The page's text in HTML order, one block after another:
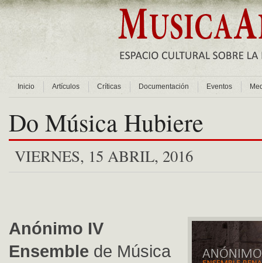
Inicio Artículos Críticas Documentación Eventos
Do Música Hubiere
VIERNES, 15 ABRIL, 2016
Anónimo IV
Ensemble de Música